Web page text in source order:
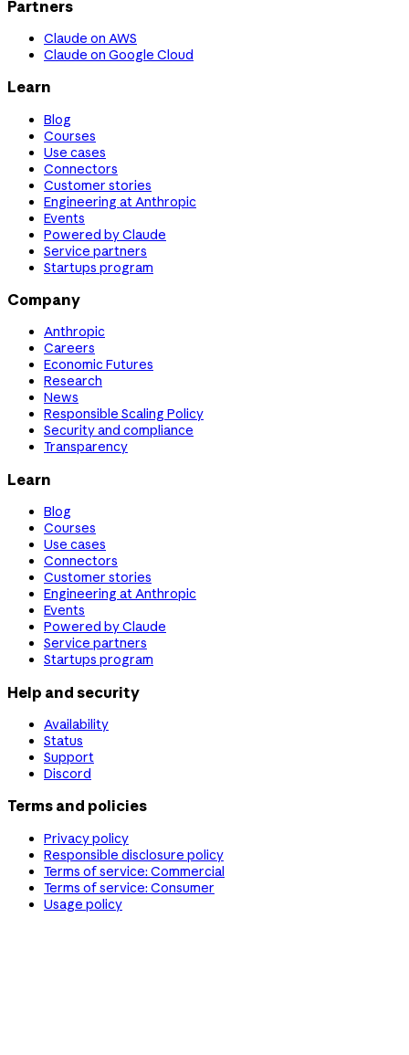
Partners
Claude on AWS
Claude on Google Cloud
Learn
Blog
Courses
Use cases
Connectors
Customer stories
Engineering at Anthropic
Events
Powered by Claude
Service partners
Startups program
Company
Anthropic
Careers
Economic Futures
Research
News
Responsible Scaling Policy
Security and compliance
Transparency
Learn
Blog
Courses
Use cases
Connectors
Customer stories
Engineering at Anthropic
Events
Powered by Claude
Service partners
Startups program
Help and security
Availability
Status
Support
Discord
Terms and policies
Privacy policy
Responsible disclosure policy
Terms of service: Commercial
Terms of service: Consumer
Usage policy